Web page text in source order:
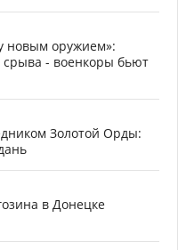
новым оружием»:
срыва - военкоры бьют
Золотой Орды:
в Донецке